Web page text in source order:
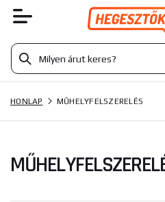
HONLAP MŰHELYFELSZERELÉS